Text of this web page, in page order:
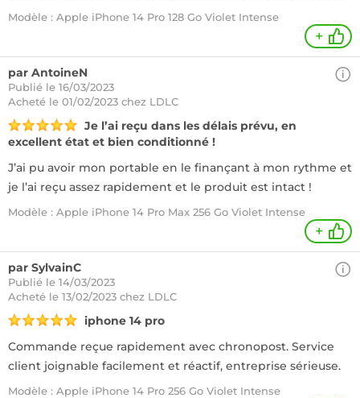
Modèle : Apple iPhone 14 Pro 128 Go Violet Intense
+
par AntoineN
Publié le 16/03/2023
Acheté le 01/02/2023 chez LDLC
Je l’ai reçu dans les délais prévu, en
excellent état et bien conditionné !
J’ai pu avoir mon portable en le finançant à mon rythme et
je l’ai reçu assez rapidement et le produit est intact !
Modèle : Apple iPhone 14 Pro Max 256 Go Violet Intense
+
par SylvainC
Publié le 14/03/2023
Acheté le 13/02/2023 chez LDLC
iphone 14 pro
Commande reçue rapidement avec chronopost. Service
client joignable facilement et réactif, entreprise sérieuse.
Modèle : Apple iPhone 14 Pro 256 Go Violet Intense